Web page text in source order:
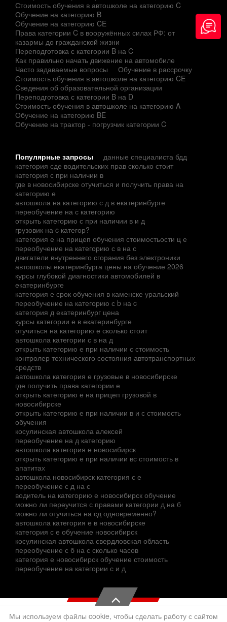
Стоимость обучения в автошколе на категорию C
Обучение на категорию B
Обучение на категорию CE
Права категории C в вооружённых силах РФ: от
казармы до гражданской жизни
Переподготовка с категории B на C
Как правильно начать движение на автомобиле
Часто задаваемые вопросы
Обучение в рассрочку
Стоимость обучения в автошколе на категорию CE
Сведения об образовательной организации
Переподготовка с категории B на D
Стоимость обучения в автошколе на категорию A
Обучение на категорию BE
Обучение на трактор - погрузчик категории C
Популярные запросы
данные специалиста бдд
категория сде водительских прав сколько стоит
категория с при наличии в
где в новосибирске отучиться и получить права на
категорию е
автошкола на категорию с д в екатеринбурге
переобучение на с категорию
открыть категорию с при наличии в и д
грузовик на c категор?
категория е на прицеп обучения стоимостьости ц е
переобучение на категорию с в на с
двигатели внутреннего сгорания без электроники
автошколы екатеринбурга цены на обучение 2026
курсы глубокой диагностики автомобилей в
екатеринбурге
категория е срок обучения в каменске уральский
переобучение на категорию с b на c
категория д екатеринбург цена
курсы категории е в екатеринбурге
отучиться на категорию е сколько стоит
автошкола категории с в на д
открыть категорию е при наличии с стоимость
контролер технического состояния автотранспортных
средств
автошкола категория е грузовые в новосибирске
где получить права категории е
открыть категорию е на прицеп грузовой в
новосибирске
открыть категорию е при наличии в и с стоимость
обучения
косулинская автошкола алексей
переобучение на д категорию
автошкола категория е новосибирск
открыть категорию е при наличии вс стоимость в
апатитах
автошкола новосибирск категория с е
переобучение с д на с
водитель на категорию е новосибирск обучение
можно ли переучится с правами категории д на б
можно ли отучиться на сд одновременно?
автошкола категория е в новосибирске
категория с е обучение новосибирск
косулинская автошкола свердловская область
переобучение с б на с сколько часов
категория е новосибирск обучение стоимость
переобучение на категории с и д
Мы используем файлы cookie, чтобы сделать работу с сайтом